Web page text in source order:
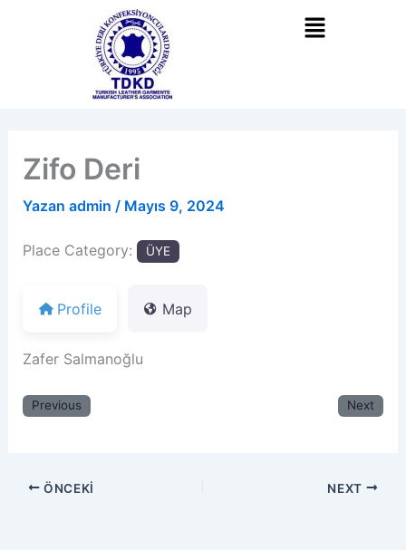
Zifo Deri
Yazan admin / Mayıs 9, 2024
Place Category: ÜYE
Profile Map
Zafer Salmanoğlu
Previous Next
ÖNCEKI NEXT